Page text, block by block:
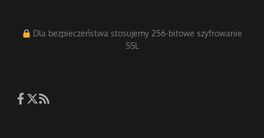
Dla bezpieczeństwa stosujemy 256-bitowe szyfrowanie
SSL